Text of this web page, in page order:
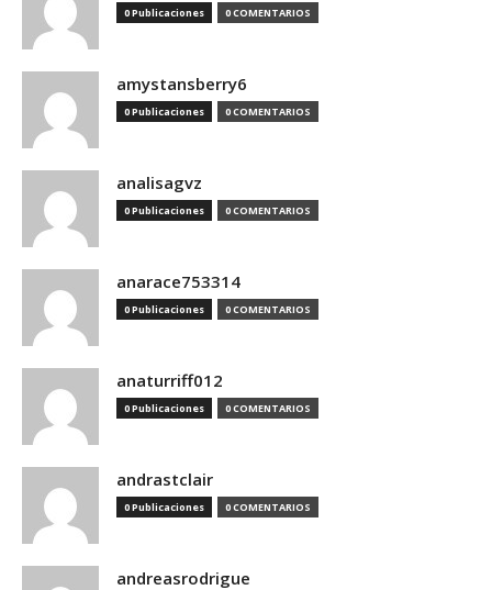
0 Publicaciones 0 COMENTARIOS
amystansberry6
0 Publicaciones 0 COMENTARIOS
analisagvz
0 Publicaciones 0 COMENTARIOS
anarace753314
0 Publicaciones 0 COMENTARIOS
anaturriff012
0 Publicaciones 0 COMENTARIOS
andrastclair
0 Publicaciones 0 COMENTARIOS
andreasrodrigue